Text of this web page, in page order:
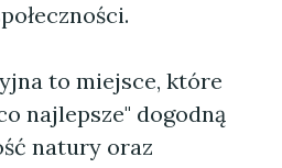
to miejsce, które
najlepsze" dogodną
natury oraz